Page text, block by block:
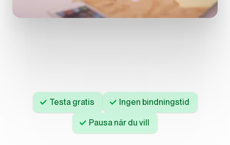
Testa gratis Ingen bindningstid
Pausa när du vill